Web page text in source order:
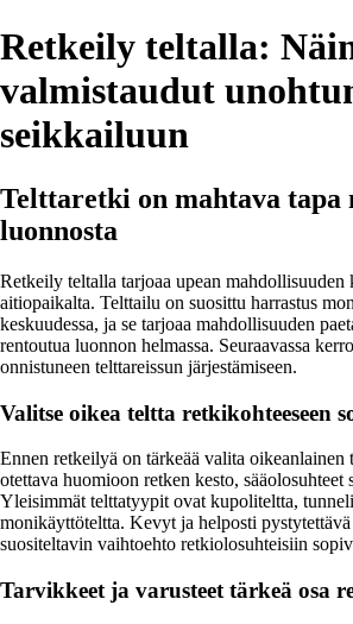
Retkeily teltalla:
valmistaudut
seikkailuun
Telttaretki on mahtava tapa
luonnosta
Retkeily teltalla tarjoaa upean mahdollisuuden
aitiopaikalta. Telttailu on suosittu harrastus
keskuudessa, ja se tarjoaa mahdollisuuden
rentoutua luonnon helmassa. Seuraavassa
onnistuneen telttareissun järjestämiseen.
Valitse oikea teltta retkikohteeseen
Ennen retkeilyä on tärkeää valita oikeanlainen
otettava huomioon retken kesto,
Yleisimmät telttatyypit ovat kupoliteltta,
monikäyttöteltta. Kevyt ja helposti pystytettävä
suositeltavin vaihtoehto retkiolosuhteisiin
Tarvikkeet ja varusteet tärkeä osa